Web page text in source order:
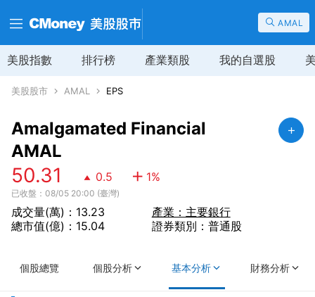
AMAL
美股指數 排行榜 產業類股 我的自選股
美股股市 AMAL EPS
Amalgamated Financial
AMAL
50.31 0.5 1%
已收盤：08/05 20:00 (臺灣)
成交量(萬)：13.23
總市值(億)：15.04
產業：主要銀行
證券類別：普通股
個股總覽 個股分析 基本分析 財務分析